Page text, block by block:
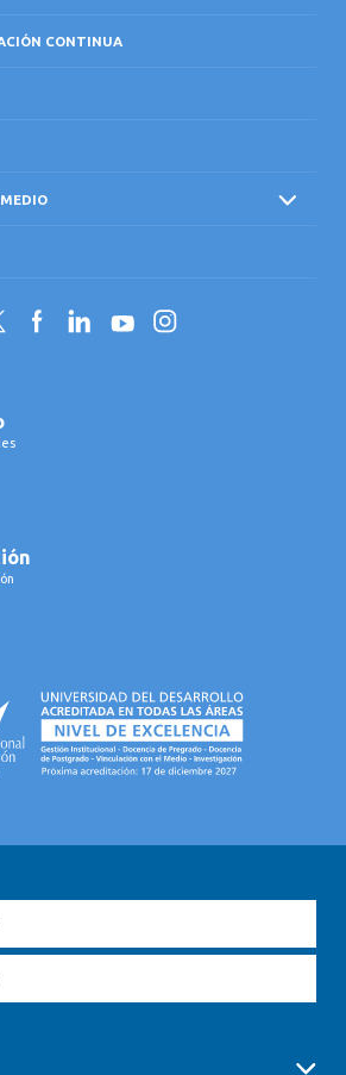
CONTINUA
FacebookLinkedInYouTubeInstagram